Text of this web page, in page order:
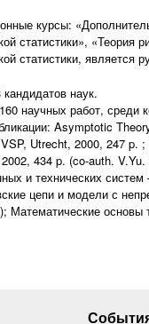
курсы:
статистики», «Теория
статистики, является
наук.
научных работ, среди
Asymptotic
Utrecht, 2000, 247 p.
434 p. (co-auth.
и технических
цепи и модели с
Математические